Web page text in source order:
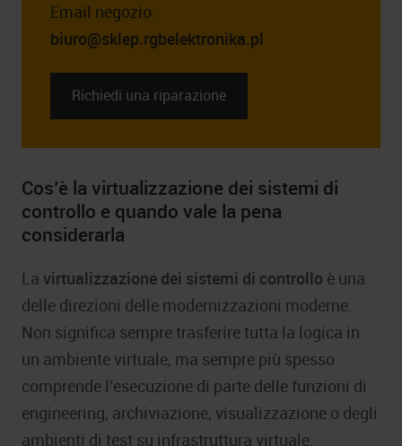
Email negozio:
biuro@sklep.rgbelektronika.pl
Richiedi una riparazione
Cos’è la virtualizzazione dei sistemi di
controllo e quando vale la pena
considerarla
La virtualizzazione dei sistemi di controllo è una
delle direzioni delle modernizzazioni moderne.
Non significa sempre trasferire tutta la logica in
un ambiente virtuale, ma sempre più spesso
comprende l’esecuzione di parte delle funzioni di
engineering, archiviazione, visualizzazione o degli
ambienti di test su infrastruttura virtuale.